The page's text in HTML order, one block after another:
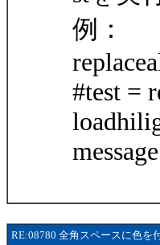
例：
#test =
RE:08780 全角スペースに色を